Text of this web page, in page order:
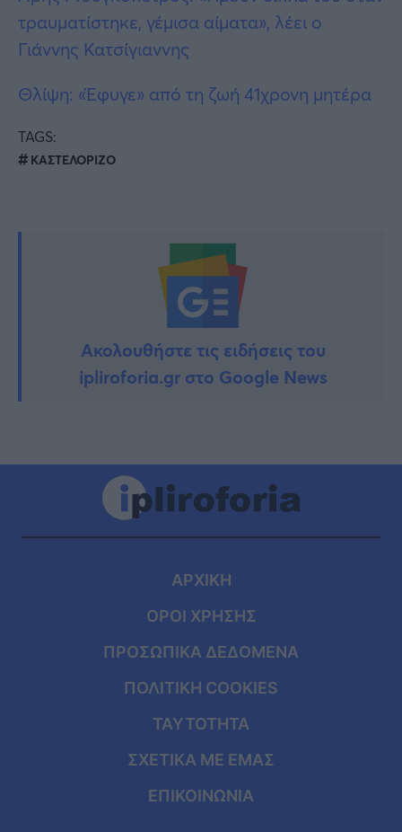
τραυματίστηκε, γέμισα αίματα», λέει ο
Γιάννης Κατσίγιαννης
Θλίψη: «Έφυγε» από τη ζωή 41χρονη μητέρα
TAGS:
ΚΑΣΤΕΛΟΡΙΖΟ
Ακολουθήστε τις ειδήσεις του
ipliroforia.gr στο Google News
ΑΡΧΙΚΗ
ΟΡΟΙ ΧΡΗΣΗΣ
ΠΡΟΣΩΠΙΚΑ ΔΕΔΟΜΕΝΑ
ΠΟΛΙΤΙΚΗ COOKIES
ΤΑΥΤΟΤΗΤΑ
ΣΧΕΤΙΚΑ ΜΕ ΕΜΑΣ
ΕΠΙΚΟΙΝΩΝΙΑ